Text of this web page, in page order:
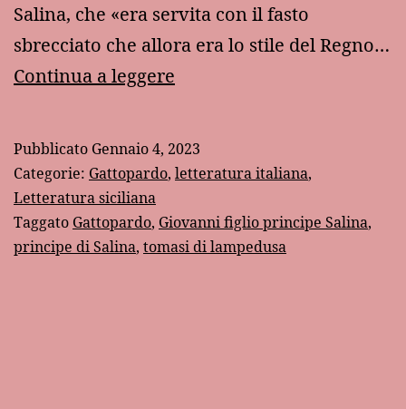
Salina, che «era servita con il fasto
sbrecciato che allora era lo stile del Regno…
Continua a leggere
Gattopardo
Pubblicato Gennaio 4, 2023
Categorie: Gattopardo, letteratura italiana,
Letteratura siciliana
Taggato Gattopardo, Giovanni figlio principe Salina,
principe di Salina, tomasi di lampedusa